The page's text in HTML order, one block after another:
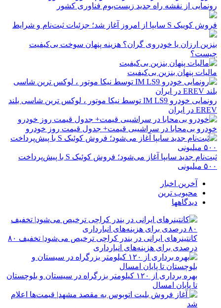
رونمایی از نقشه راه جدید زیست‌بوم فناوری کشور
فروش کوییک S سایپا از امروز آغاز شد؛ جزئیات ثبت‌نام و شرایط
بنزین ارزان یا خودروی گران؟ هزینه پنهان سوخت بی‌کیفیت
چیست؟
مالیات پنهان بنزین بی‌کیفیت
رونمایی خودرو IM LS9 توسط نیکا موتور ، لوکس ترین شاسی بلند
EREV در ایران
خودرو بی‌محابا در سراشیبی قیمت+ جدول قیمت روز خودرو
ثبت‌نام جدید سایپا آغاز می‌شود؛ فروش کوئیک S با پیش‌پرداخت
۵۰۰ میلیونی
آخرین اخبار
محبوب ترین
دیدگاهها
کانتینرهای ایرانی در بندر کراچی ترخیص می‌شود| تخفیف ۸۰
درصدی برای هزینه‌های انبارداری
بهره برداری از ۱۲۰ کیلومتر بزرگراه در سیستان و بلوچستان
تا پایان امسال